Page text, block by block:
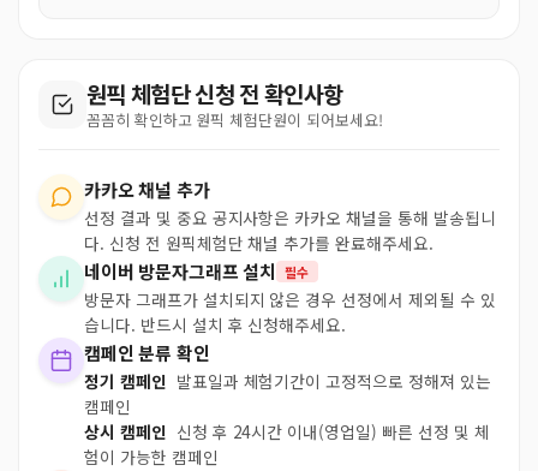
원픽 체험단 신청 전 확인사항
꼼꼼히 확인하고 원픽 체험단원이 되어보세요!
카카오 채널 추가
선정 결과 및 중요 공지사항은 카카오 채널을 통해 발송됩니
다. 신청 전 원픽체험단 채널 추가를 완료해주세요.
네이버 방문자그래프 설치 필수
방문자 그래프가 설치되지 않은 경우 선정에서 제외될 수 있
습니다. 반드시 설치 후 신청해주세요.
캠페인 분류 확인
정기 캠페인 발표일과 체험기간이 고정적으로 정해져 있는
캠페인
상시 캠페인 신청 후 24시간 이내(영업일) 빠른 선정 및 체
험이 가능한 캠페인